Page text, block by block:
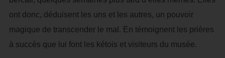
ont donc, déduisent les uns et les autres, un pouvoir
magique de transcender le mal. En témoignent les prières
à succès que lui font les kétois et visiteurs du musée.